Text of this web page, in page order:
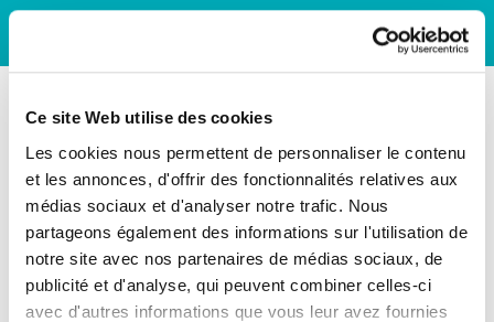
Ce site Web utilise des cookies
Les cookies nous permettent de personnaliser le contenu
et les annonces, d'offrir des fonctionnalités relatives aux
médias sociaux et d'analyser notre trafic. Nous
partageons également des informations sur l'utilisation de
notre site avec nos partenaires de médias sociaux, de
publicité et d'analyse, qui peuvent combiner celles-ci
avec d'autres informations que vous leur avez fournies